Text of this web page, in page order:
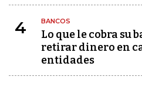
4 BANCOS
Lo que le cobra su
retirar dinero en
entidades